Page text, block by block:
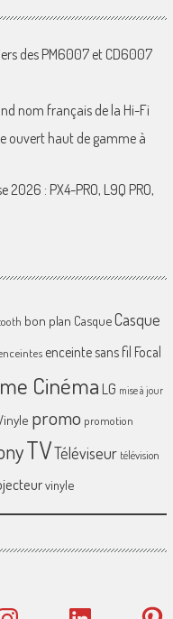
des PM6007 et CD6007
nom français de la Hi-Fi
ouvert haut de gamme à
: PX4-PRO, L9Q PRO,
bon plan CasqueCasque
enceinte sans fil Focal
Cinéma LG mise à jour
promo promotion
TVTéléviseur télévision
vinyle